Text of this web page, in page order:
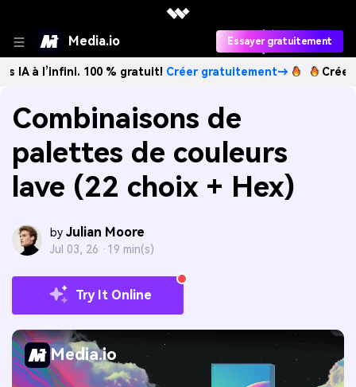
Media.io Essayer gratuitement
100 % gratuit!Créer gratuitement→ Créez des
Combinaisons de
palettes de couleurs
lave (22 choix + Hex)
by Julian Moore
Jul 03, 26 · 19 min(s)
Try It Online
Media.io